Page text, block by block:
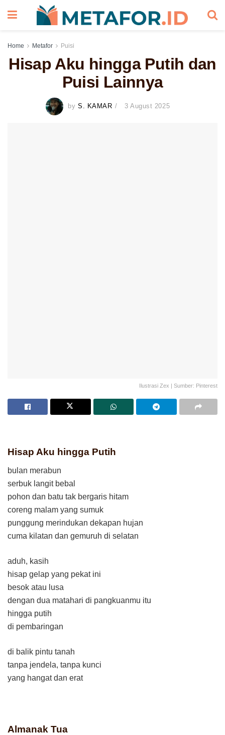
Home Metafor Puisi
Hisap Aku hingga Putih dan
Puisi Lainnya
by S. KAMAR 3 August 2025
Ilustrasi Zex | Sumber: Pinterest
Hisap Aku hingga Putih
bulan merabun
serbuk langit bebal
pohon dan batu tak bergaris hitam
coreng malam yang sumuk
punggung merindukan dekapan hujan
cuma kilatan dan gemuruh di selatan
aduh, kasih
hisap gelap yang pekat ini
besok atau lusa
dengan dua matahari di pangkuanmu itu
hingga putih
di pembaringan
di balik pintu tanah
tanpa jendela, tanpa kunci
yang hangat dan erat
Almanak Tua